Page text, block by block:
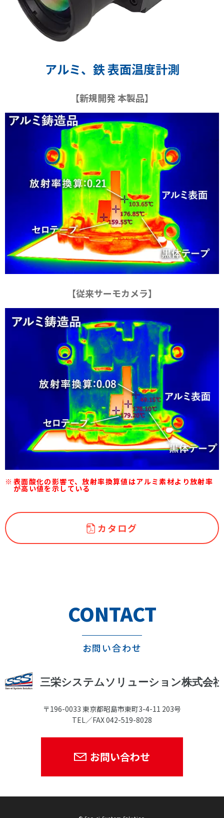
アルミ、鉄 表面温度計測
【新規開発 本製品】
【従来サーモカメラ】
表面酸化の影響で、放射率換算値はアルミ素材より放射率
が高い値を示している
カタログ
CONTACT
お問い合わせ
〒196-0033 東京都昭島市東町3-4-11 203号
TEL／FAX 042-519-8028
お問い合わせ